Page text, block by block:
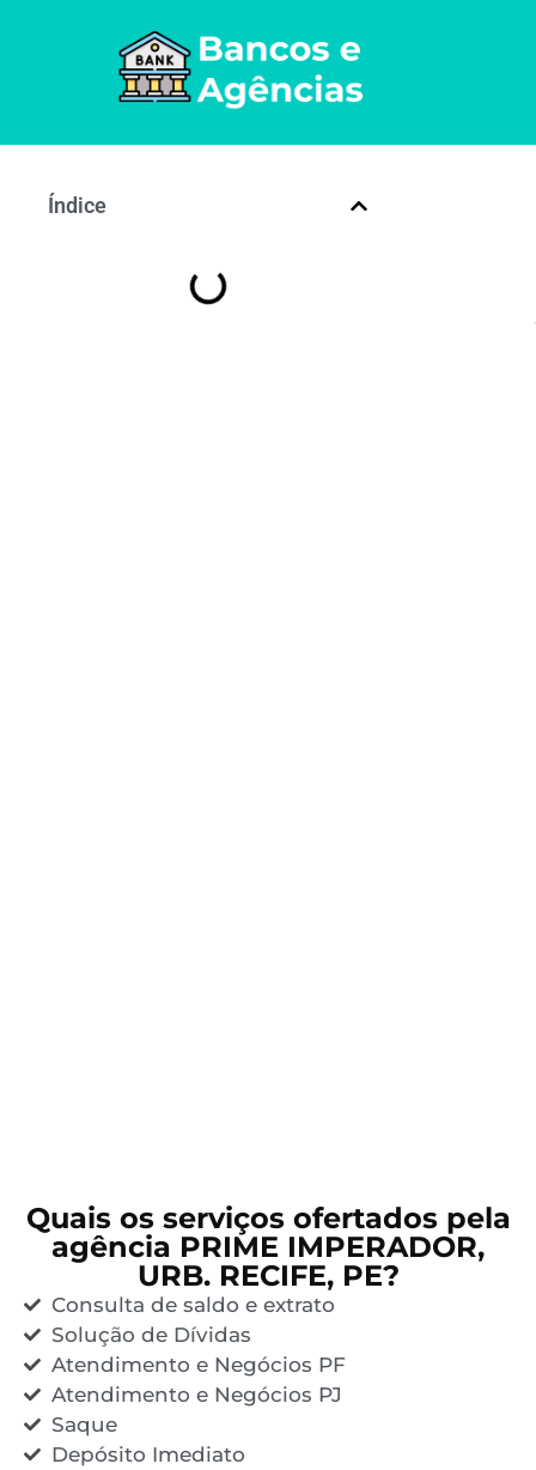
Índice
Quais os serviços ofertados pela
agência PRIME IMPERADOR,
URB. RECIFE, PE?
Consulta de saldo e extrato
Solução de Dívidas
Atendimento e Negócios PF
Atendimento e Negócios PJ
Saque
Depósito Imediato